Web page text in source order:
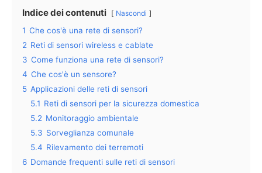
Indice dei contenuti Nascondi
1 Che cos'è una rete di sensori?
2 Reti di sensori wireless e cablate
3 Come funziona una rete di sensori?
4 Che cos'è un sensore?
5 Applicazioni delle reti di sensori
5.1 Reti di sensori per la sicurezza domestica
5.2 Monitoraggio ambientale
5.3 Sorveglianza comunale
5.4 Rilevamento dei terremoti
6 Domande frequenti sulle reti di sensori